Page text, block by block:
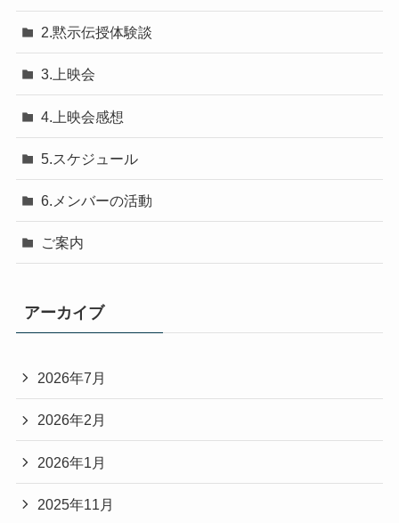
2.黙示伝授体験談
3.上映会
4.上映会感想
5.スケジュール
6.メンバーの活動
ご案内
アーカイブ
2026年7月
2026年2月
2026年1月
2025年11月